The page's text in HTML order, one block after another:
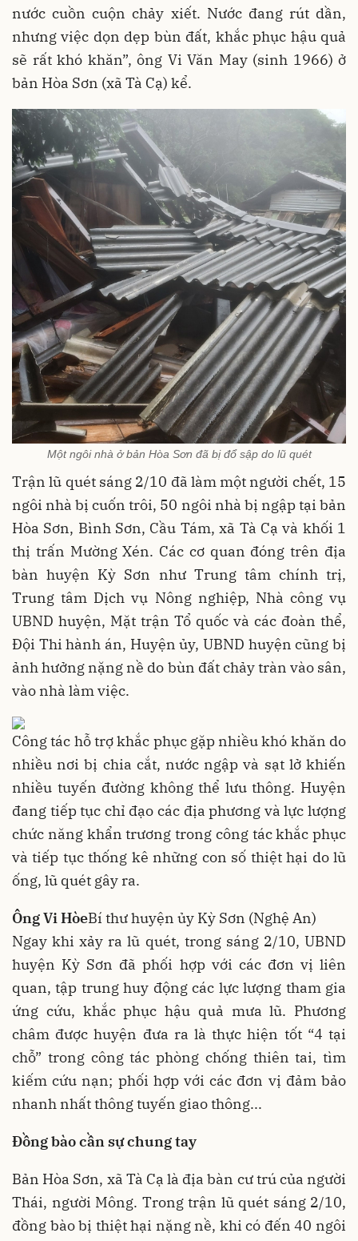
nước cuồn cuộn chảy xiết. Nước đang rút dần,
nhưng việc dọn dẹp bùn đất, khắc phục hậu quả
sẽ rất khó khăn”, ông Vi Văn May (sinh 1966) ở
bản Hòa Sơn (xã Tà Cạ) kể.
Một ngôi nhà ở bản Hòa Sơn đã bị đổ sập do lũ quét
Trận lũ quét sáng 2/10 đã làm một người chết, 15
ngôi nhà bị cuốn trôi, 50 ngôi nhà bị ngập tại bản
Hòa Sơn, Bình Sơn, Cầu Tám, xã Tà Cạ và khối 1
thị trấn Mường Xén. Các cơ quan đóng trên địa
bàn huyện Kỳ Sơn như Trung tâm chính trị,
Trung tâm Dịch vụ Nông nghiệp, Nhà công vụ
UBND huyện, Mặt trận Tổ quốc và các đoàn thể,
Đội Thi hành án, Huyện ủy, UBND huyện cũng bị
ảnh hưởng nặng nề do bùn đất chảy tràn vào sân,
vào nhà làm việc.
Công tác hỗ trợ khắc phục gặp nhiều khó khăn do
nhiều nơi bị chia cắt, nước ngập và sạt lở khiến
nhiều tuyến đường không thể lưu thông. Huyện
đang tiếp tục chỉ đạo các địa phương và lực lượng
chức năng khẩn trương trong công tác khắc phục
và tiếp tục thống kê những con số thiệt hại do lũ
ống, lũ quét gây ra.
Ông Vi HòeBí thư huyện ủy Kỳ Sơn (Nghệ An)
Ngay khi xảy ra lũ quét, trong sáng 2/10, UBND
huyện Kỳ Sơn đã phối hợp với các đơn vị liên
quan, tập trung huy động các lực lượng tham gia
ứng cứu, khắc phục hậu quả mưa lũ. Phương
châm được huyện đưa ra là thực hiện tốt “4 tại
chỗ” trong công tác phòng chống thiên tai, tìm
kiếm cứu nạn; phối hợp với các đơn vị đảm bảo
nhanh nhất thông tuyến giao thông...
Đồng bào cần sự chung tay
Bản Hòa Sơn, xã Tà Cạ là địa bàn cư trú của người
Thái, người Mông. Trong trận lũ quét sáng 2/10,
đồng bào bị thiệt hại nặng nề, khi có đến 40 ngôi